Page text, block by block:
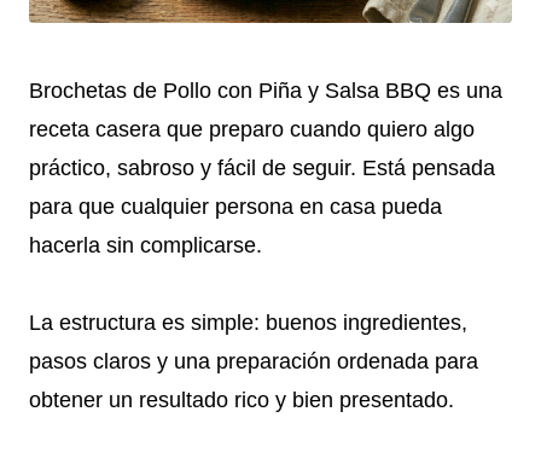
Brochetas de Pollo con Piña y Salsa BBQ es una
receta casera que preparo cuando quiero algo
práctico, sabroso y fácil de seguir. Está pensada
para que cualquier persona en casa pueda
hacerla sin complicarse.
La estructura es simple: buenos ingredientes,
pasos claros y una preparación ordenada para
obtener un resultado rico y bien presentado.